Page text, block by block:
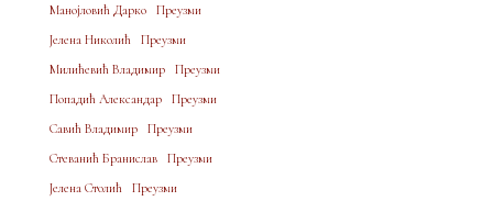
Манојловић Дарко
Преузми
Јелена Николић
Преузми
Милићевић Владимир
Преузми
Попадић Александар
Преузми
Савић Владимир
Преузми
Стеванић Бранислав
Преузми
Јелена Столић
Преузми